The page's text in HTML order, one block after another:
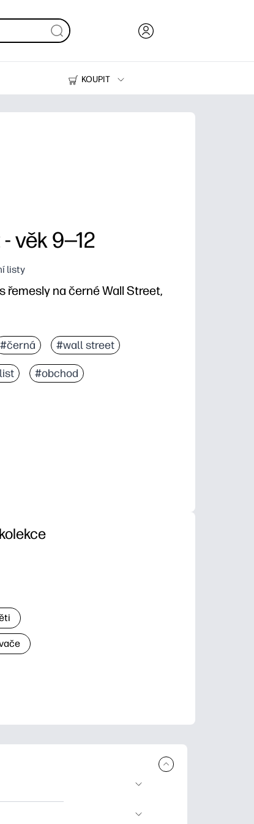
KOUPIT
Tiskárny
věk 9—12
listy
řemesly na černé Wall Street,
#černá #wall street
#obchod